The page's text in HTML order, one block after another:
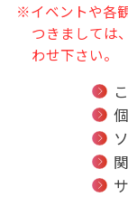
※イベントや各
つきましては
わせ下さい。